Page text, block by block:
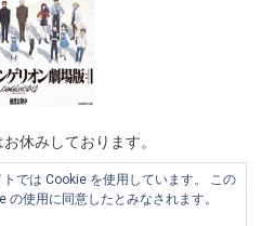
休みしております。
では Cookie を使用しています。 この
使用に同意したとみなされます。